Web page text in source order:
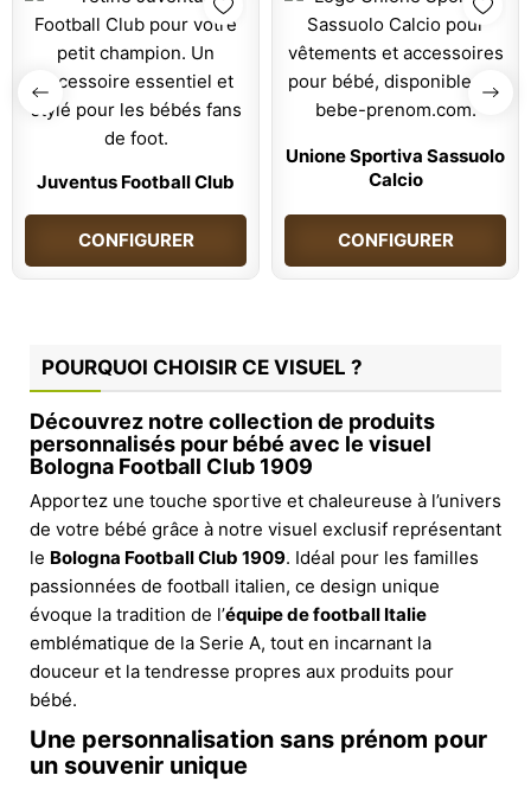
Juventus Football Club
CONFIGURER
Unione Sportiva Sassuolo
Calcio
CONFIGURER
POURQUOI CHOISIR CE VISUEL ?
Découvrez notre collection de produits
personnalisés pour bébé avec le visuel
Bologna Football Club 1909
Apportez une touche sportive et chaleureuse à l’univers
de votre bébé grâce à notre visuel exclusif représentant
le Bologna Football Club 1909. Idéal pour les familles
passionnées de football italien, ce design unique
évoque la tradition de l’équipe de football Italie
emblématique de la Serie A, tout en incarnant la
douceur et la tendresse propres aux produits pour
bébé.
Une personnalisation sans prénom pour
un souvenir unique